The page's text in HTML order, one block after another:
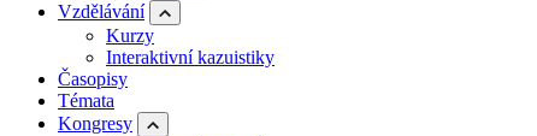
Vzdělávání
Kurzy
Interaktivní kazuistiky
Časopisy
Témata
Kongresy